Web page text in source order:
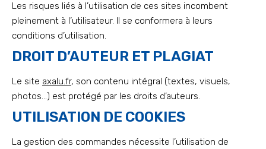
Les risques liés à l’utilisation de ces sites incombent
pleinement à l’utilisateur. Il se conformera à leurs
conditions d’utilisation.
DROIT D’AUTEUR ET PLAGIAT
Le site axalu.fr, son contenu intégral (textes, visuels,
photos…) est protégé par les droits d’auteurs.
UTILISATION DE COOKIES
La gestion des commandes nécessite l’utilisation de